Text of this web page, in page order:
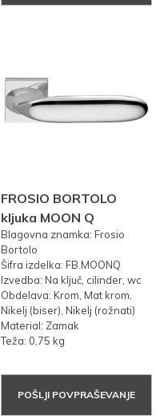
FROSIO BORTOLO
kljuka MOON Q
Blagovna znamka: Frosio
Bortolo
Šifra izdelka: FB.MOONQ
Izvedba: Na ključ, cilinder, wc
Obdelava: Krom, Mat krom,
Nikelj (biser), Nikelj (rožnati)
Material: Zamak
Teža: 0,75 kg
POŠLJI POVPRAŠEVANJE